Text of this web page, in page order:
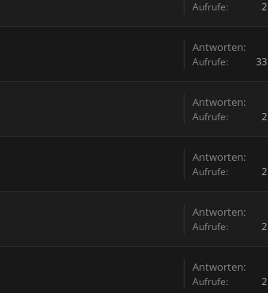
Aufrufe:
Antworten:
Aufrufe:
Antworten:
Aufrufe:
Antworten:
Aufrufe:
Antworten:
Aufrufe:
Antworten:
Aufrufe: